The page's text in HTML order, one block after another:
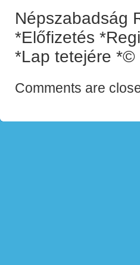
Népszabadság
*Előfizetés
*Lap tetejére *©
Comments are